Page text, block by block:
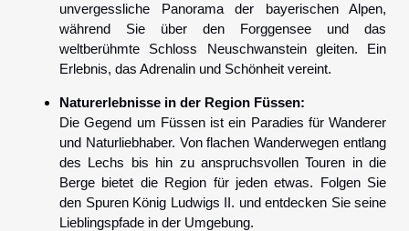
unvergessliche Panorama der bayerischen Alpen,
während Sie über den Forggensee und das
weltberühmte Schloss Neuschwanstein gleiten. Ein
Erlebnis, das Adrenalin und Schönheit vereint.
Naturerlebnisse in der Region Füssen:
Die Gegend um Füssen ist ein Paradies für Wanderer
und Naturliebhaber. Von flachen Wanderwegen entlang
des Lechs bis hin zu anspruchsvollen Touren in die
Berge bietet die Region für jeden etwas. Folgen Sie
den Spuren König Ludwigs II. und entdecken Sie seine
Lieblingspfade in der Umgebung.